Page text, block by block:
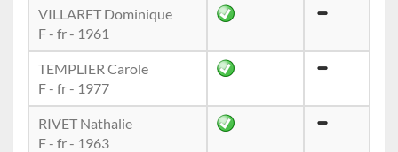
VILLARET Dominique
F - fr - 1961
TEMPLIER Carole
F - fr - 1977
RIVET Nathalie
F - fr - 1963